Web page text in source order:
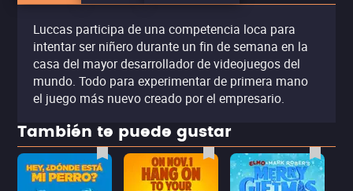
Luccas participa de una competencia loca para
intentar ser niñero durante un fin de semana en la
casa del mayor desarrollador de videojuegos del
mundo. Todo para experimentar de primera mano
el juego más nuevo creado por el empresario.
También te puede gustar